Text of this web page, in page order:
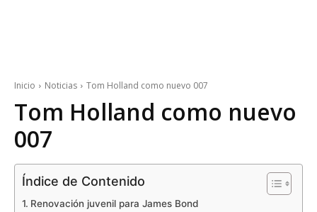
Inicio Noticias Tom Holland como nuevo 007
Tom Holland como nuevo
007
Índice de Contenido
Renovación juvenil para James Bond